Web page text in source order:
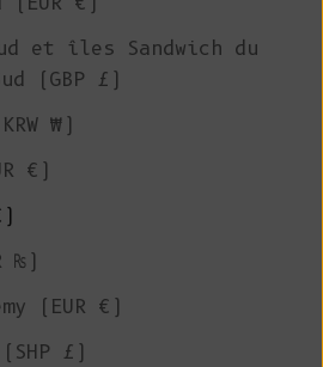
et îles Sandwich du
(GBP £)
₩)
€)
₨)
(EUR €)
£)